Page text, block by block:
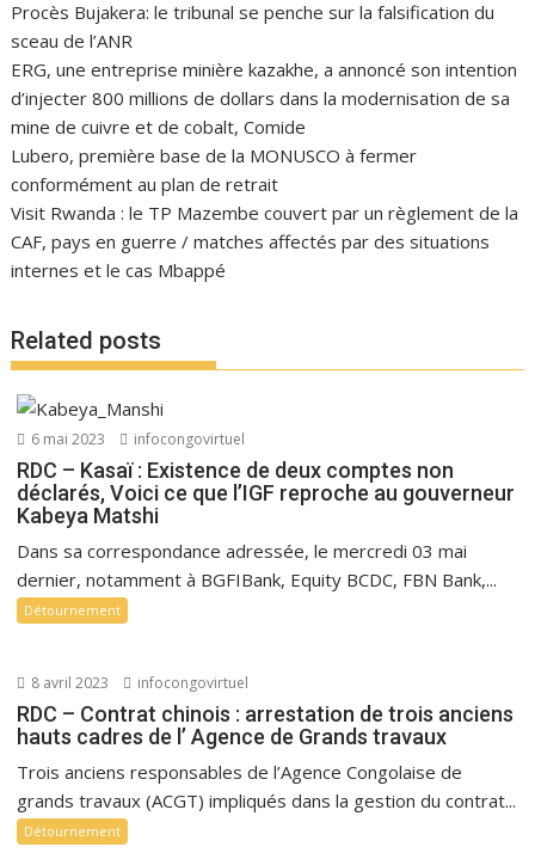
Procès Bujakera: le tribunal se penche sur la falsification du
sceau de l’ANR
ERG, une entreprise minière kazakhe, a annoncé son intention
d’injecter 800 millions de dollars dans la modernisation de sa
mine de cuivre et de cobalt, Comide
Lubero, première base de la MONUSCO à fermer
conformément au plan de retrait
Visit Rwanda : le TP Mazembe couvert par un règlement de la
CAF, pays en guerre / matches affectés par des situations
internes et le cas Mbappé
Related posts
6 mai 2023 infocongovirtuel
RDC – Kasaï : Existence de deux comptes non
déclarés, Voici ce que l’IGF reproche au gouverneur
Kabeya Matshi
Dans sa correspondance adressée, le mercredi 03 mai
dernier, notamment à BGFIBank, Equity BCDC, FBN Bank,...
Détournement
8 avril 2023 infocongovirtuel
RDC – Contrat chinois : arrestation de trois anciens
hauts cadres de l’ Agence de Grands travaux
Trois anciens responsables de l’Agence Congolaise de
grands travaux (ACGT) impliqués dans la gestion du contrat...
Détournement